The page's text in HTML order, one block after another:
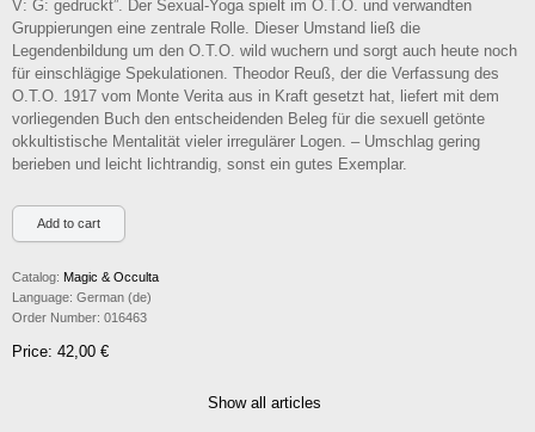
V: G: gedruckt”. Der Sexual-Yoga spielt im O.T.O. und verwandten
Gruppierungen eine zentrale Rolle. Dieser Umstand ließ die
Legendenbildung um den O.T.O. wild wuchern und sorgt auch heute noch
für einschlägige Spekulationen. Theodor Reuß, der die Verfassung des
O.T.O. 1917 vom Monte Verita aus in Kraft gesetzt hat, liefert mit dem
vorliegenden Buch den entscheidenden Beleg für die sexuell getönte
okkultistische Mentalität vieler irregulärer Logen. – Umschlag gering
berieben und leicht lichtrandig, sonst ein gutes Exemplar.
Catalog: Magic & Occulta
Language: German (de)
Order Number: 016463
Price: 42,00 €
Show all articles